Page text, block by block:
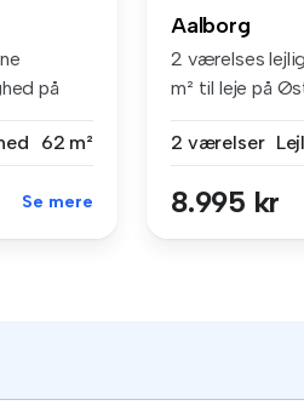
på
62 m²
Se mere
Aalborg
2 værelses
m² til leje på
2 værelser
8.995 kr